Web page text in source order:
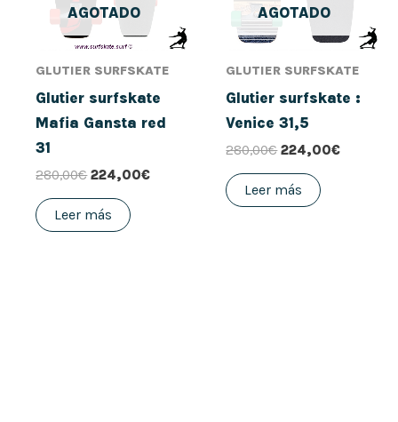
AGOTADO
GLUTIER SURFSKATE
Glutier surfskate
Mafia Gansta red
31
280,00€ 224,00€
Leer más
AGOTADO
GLUTIER SURFSKATE
Glutier surfskate :
Venice 31,5
280,00€ 224,00€
Leer más